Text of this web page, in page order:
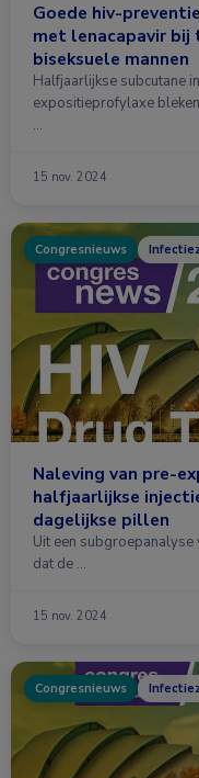
Goede hiv-
met lenacapavir bij
biseksuele mannen
Halfjaarlijkse subcutane
expositieprofylaxe
…
15 nov. 2024
Congresnieuws
Naleving van pre-
halfjaarlijkse
dagelijkse pillen
Uit een subgroepanalyse
dat de …
15 nov. 2024
Congresnieuws